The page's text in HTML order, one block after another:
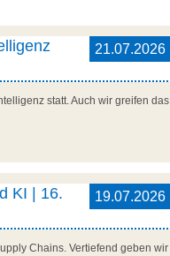
21.07.2026
statt. Auch wir greifen das
19.07.2026
KI | 16.
Chains. Vertiefend geben wir